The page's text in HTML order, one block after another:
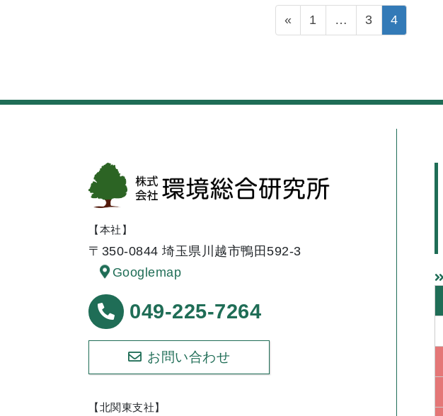
ー
り
«
ペ
ー
1 …
ペ
ー
3
ペ
ー
4
【本社】
〒350-0844 埼玉県川越市鴨田592-3
Googlemap
049-225-7264
お問い合わせ
【北関東支社】